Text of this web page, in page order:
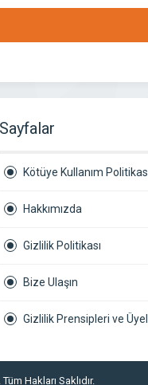
Sayfalar
Kötüye Kullanım
Hakkımızda
Gizlilik Politikası
Bize Ulaşın
Gizlilik Prensipleri ve
Hakları Saklıdır.